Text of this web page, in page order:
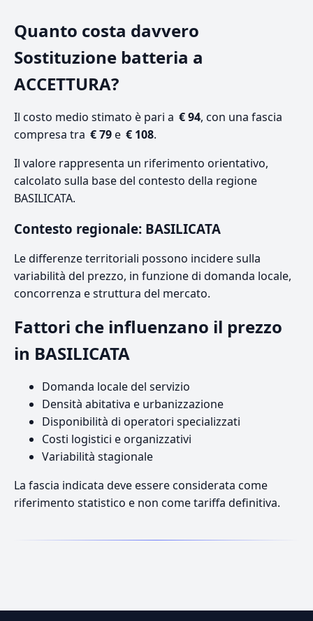
Quanto costa davvero
Sostituzione batteria a
ACCETTURA?
Il costo medio stimato è pari a € 94, con una fascia
compresa tra € 79e € 108.
Il valore rappresenta un riferimento orientativo,
calcolato sulla base del contesto della regione
BASILICATA.
Contesto regionale: BASILICATA
Le differenze territoriali possono incidere sulla
variabilità del prezzo, in funzione di domanda locale,
concorrenza e struttura del mercato.
Fattori che influenzano il prezzo
in BASILICATA
Domanda locale del servizio
Densità abitativa e urbanizzazione
Disponibilità di operatori specializzati
Costi logistici e organizzativi
Variabilità stagionale
La fascia indicata deve essere considerata come
riferimento statistico e non come tariffa definitiva.